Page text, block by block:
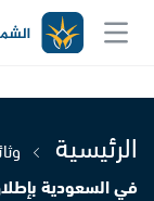
الرئيسية
في السعودية